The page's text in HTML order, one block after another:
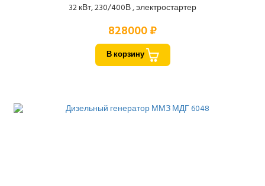
32 кВт, 230/400В , электростартер
828000 ₽
В корзину